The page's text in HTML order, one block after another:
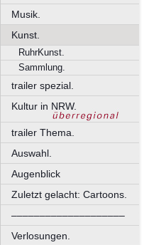
Musik.
Kunst.
RuhrKunst.
Sammlung.
trailer spezial.
Kultur in NRW.
trailer Thema.
Auswahl.
Augenblick
Zuletzt gelacht: Cartoons.
––––––––––––––––––––
Verlosungen.